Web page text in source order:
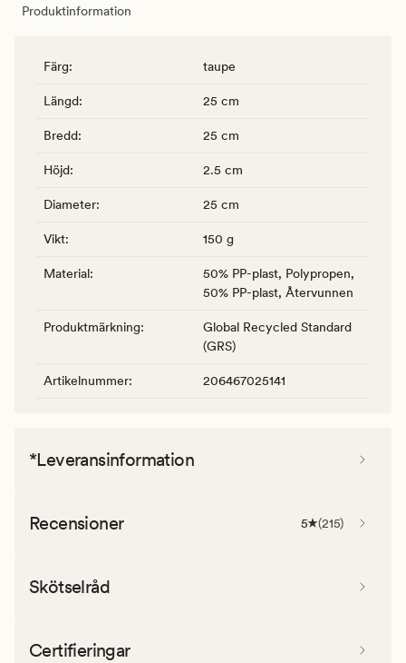
Produktinformation
Färg: taupe
Längd: 25 cm
Bredd: 25 cm
Höjd: 2.5 cm
Diameter: 25 cm
Vikt: 150 g
Material:
50% PP-plast, Polypropen,
50% PP-plast, Återvunnen
Produktmärkning:
Global Recycled Standard
(GRS)
Artikelnummer: 206467025141
*Leveransinformation
Recensioner 5 (215)
Skötselråd
Certifieringar